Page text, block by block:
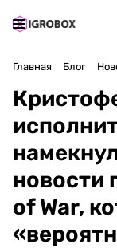
Главная Блог
новости
of War,